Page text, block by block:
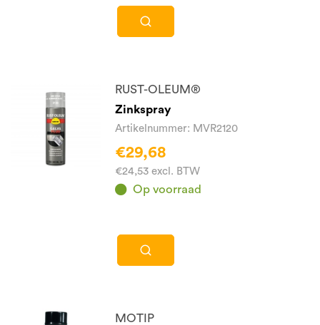
RUST-OLEUM®
Zinkspray
Artikelnummer: MVR2120
€29,68
€24,53 excl. BTW
Op voorraad
MOTIP